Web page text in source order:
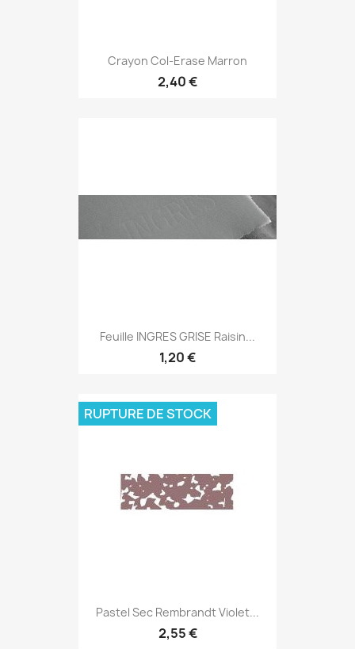
Crayon Col-Erase Marron
2,40 €
Feuille INGRES GRISE Raisin...
1,20 €
Pastel Sec Rembrandt Violet...
2,55 €
RUPTURE DE STOCK